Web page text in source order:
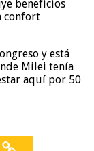
beneficios
confort
y está
Milei tenía
aquí por 50